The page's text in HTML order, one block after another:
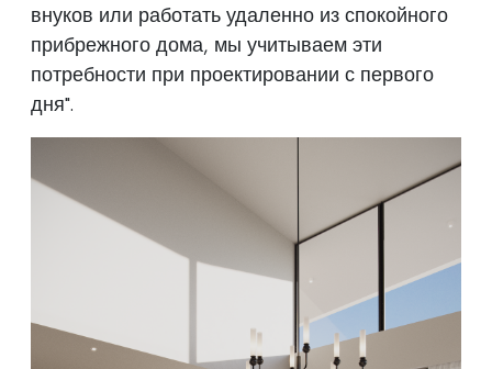
внуков или работать удаленно из спокойного
прибрежного дома, мы учитываем эти
потребности при проектировании с первого
дня".